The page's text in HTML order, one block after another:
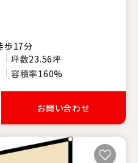
歩17分
坪数23.56坪
容積率160%
お問い合わせ